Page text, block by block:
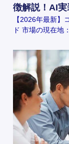
徴解説！AI
【2026年最新】
ド 市場の現在地